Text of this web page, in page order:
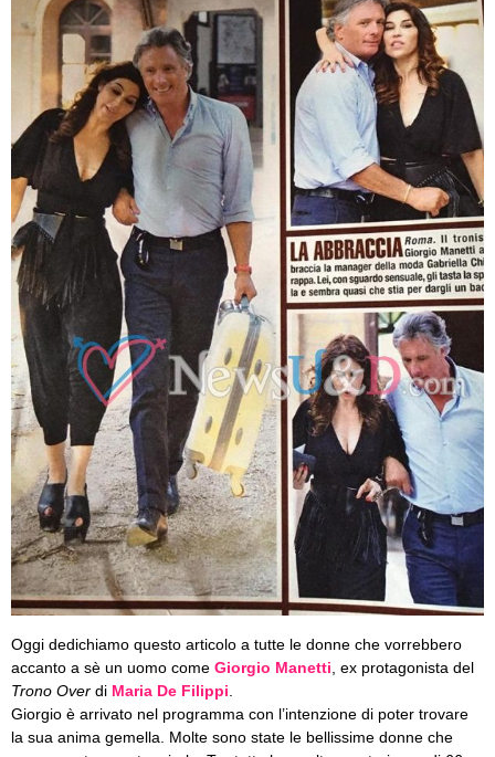
Oggi dedichiamo questo articolo a tutte le donne che vorrebbero
accanto a sè un uomo come Giorgio Manetti , ex protagonista del
Trono Over di Maria De Filippi
Giorgio è arrivato nel programma con l’intenzione di poter trovare
la sua anima gemella. Molte sono state le bellissime donne che